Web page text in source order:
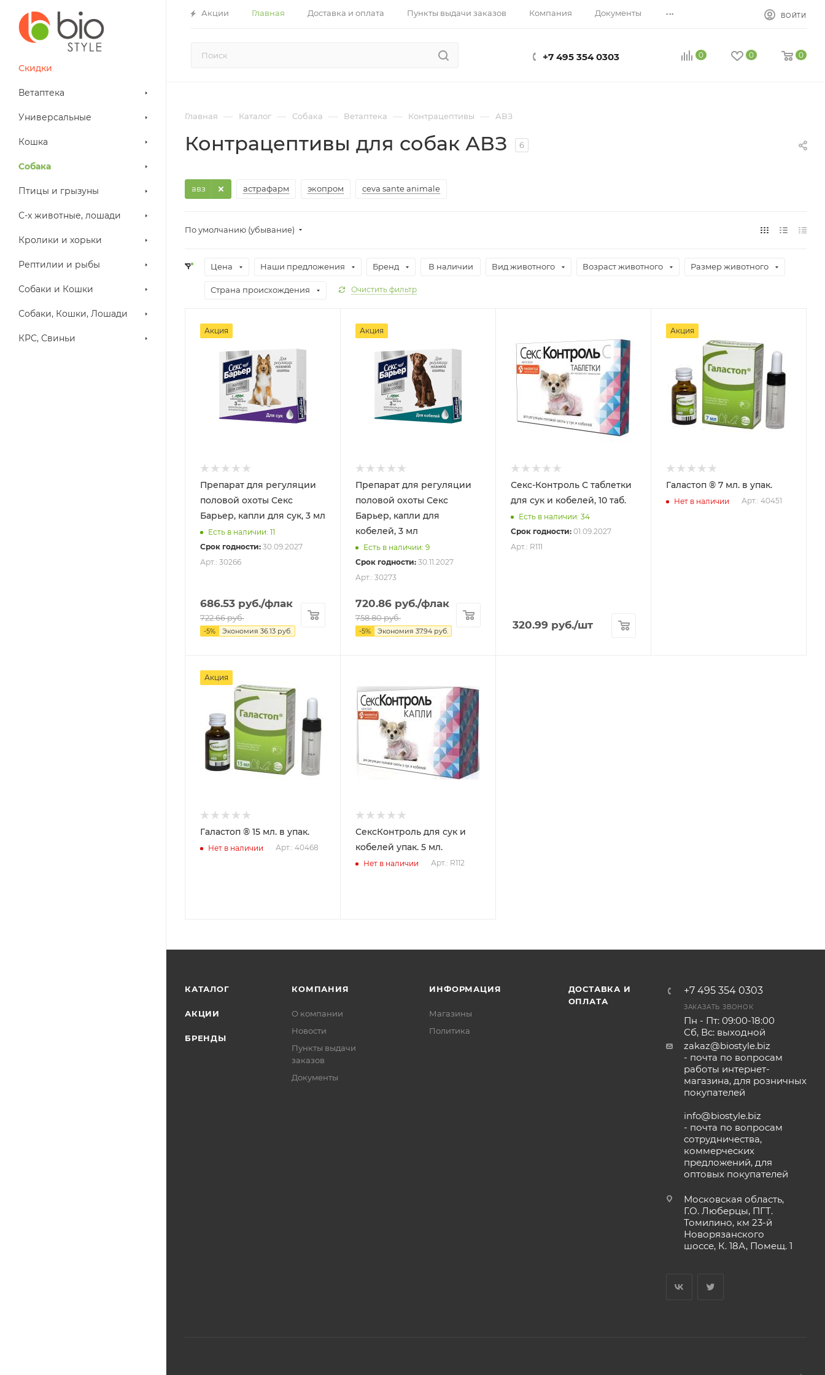
Акции Главная Доставка и оплата Пункты выдачи заказов Компания Документы ... ВОЙТИ
+7 495 354 0303 0 0 0
Скидки
Ветаптека
Универсальные
Кошка
Собака
Птицы и грызуны
С-х животные, лошади
Кролики и хорьки
Рептилии и рыбы
Собаки и Кошки
Собаки, Кошки, Лошади
КРС, Свиньи
Главная — Каталог — Собака — Ветаптека — Контрацептивы — АВЗ
Контрацептивы для собак АВЗ 6
астрафарм
авз экопром ceva sante animale
По умолчанию (убывание)
Цена Наши предложения Бренд В наличии Вид животного Возраст животного Размер животного
Страна происхождения Очистить фильтр
Акция
Препарат для регуляции
половой охоты Секс
Барьер, капли для сук, 3 мл
Есть в наличии: 11
Срок годности: 30.09.2027
Арт.: 30266
686.53 руб./флак
722.66руб.
-5% Экономия 36.13 руб.
Акция
Препарат для регуляции
половой охоты Секс
Барьер, капли для
кобелей, 3 мл
Есть в наличии: 9
Срок годности: 30.11.2027
Арт.: 30273
720.86 руб./флак
758.80руб.
-5% Экономия 37.94 руб.
Секс-Контроль С таблетки
для сук и кобелей, 10 таб.
Есть в наличии: 34
Срок годности: 01.09.2027
Арт.: R111
320.99 руб./шт
Акция
Галастоп ® 7 мл. в упак.
Нет в наличии Арт.: 40451
Акция
Галастоп ® 15 мл. в упак.
Нет в наличии Арт.: 40468
СексКонтроль для сук и
кобелей упак. 5 мл.
Нет в наличии Арт.: R112
КАТАЛОГ
АКЦИИ
БРЕНДЫ
КОМПАНИЯ
О компании
Новости
Пункты выдачи
заказов
Документы
ИНФОРМАЦИЯ
Магазины
Политика
ДОСТАВКА И
ОПЛАТА
+7 495 354 0303
ЗАКАЗАТЬ ЗВОНОК
Пн - Пт: 09:00-18:00
Сб, Вс: выходной
zakaz@biostyle.biz
- почта по вопросам
работы интернет-
магазина, для розничных
покупателей
info@biostyle.biz
- почта по вопросам
сотрудничества,
коммерческих
предложений, для
оптовых покупателей
Московская область,
Г.О. Люберцы, ПГТ.
Томилино, км 23-й
Новорязанского
шоссе, К. 18А, Помещ. 1